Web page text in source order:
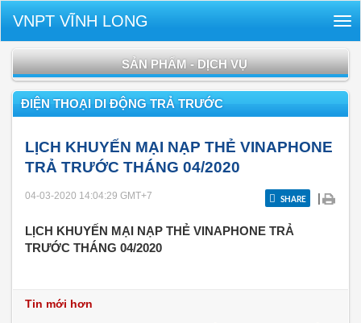
VNPT VĨNH LONG
SẢN PHẨM - DỊCH VỤ
ĐIỆN THOẠI DI ĐỘNG TRẢ TRƯỚC
LỊCH KHUYẾN MẠI NẠP THẺ VINAPHONE
TRẢ TRƯỚC THÁNG 04/2020
04-03-2020 14:04:29 GMT+7 SHARE |
LỊCH KHUYẾN MẠI NẠP THẺ VINAPHONE TRẢ
TRƯỚC THÁNG 04/2020
Tin mới hơn